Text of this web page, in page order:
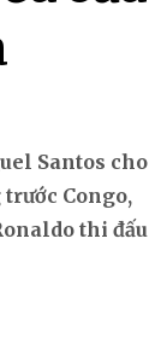
Santos cho
Congo,
thi đấu